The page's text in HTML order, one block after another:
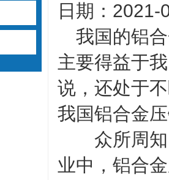
日期：2021-
我国的铝合
主要得益于
说，还处于
我国铝合金
众所周知
业中，铝合